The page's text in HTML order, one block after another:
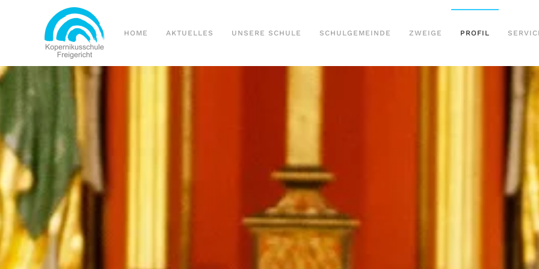
Zum Hauptinhalt springen HOME AKTUELLES UNSERE SCHULE SCHULGEMEINDE ZWEIGE PROFIL